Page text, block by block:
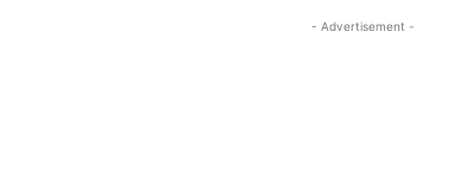
- Advertisement -